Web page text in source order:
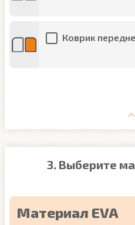
Коврик
3. Выберите
Материал EVA